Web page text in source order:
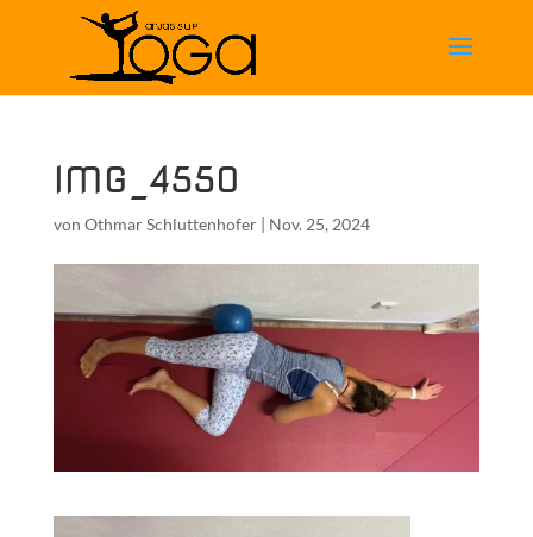
IMG_4550
von Othmar Schluttenhofer| Nov. 25, 2024